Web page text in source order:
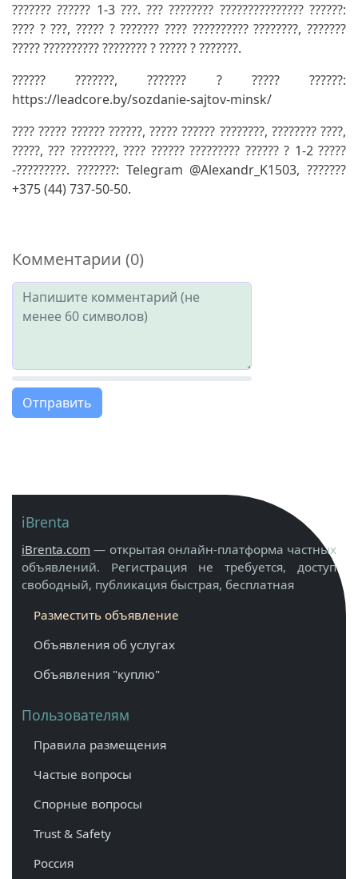
??????? ?????? 1-3 ???. ??? ???????? ??????????????? ??????:
???? ? ???, ????? ? ??????? ???? ?????????? ????????, ???????
????? ?????????? ???????? ? ????? ? ???????.
?????? ???????, ??????? ? ????? ??????:
https://leadcore.by/sozdanie-sajtov-minsk/
???? ????? ?????? ??????, ????? ?????? ????????, ???????? ????,
?????, ??? ????????, ???? ?????? ????????? ?????? ? 1-2 ?????
-?????????. ???????: Telegram @Alexandr_K1503, ???????
+375 (44) 737-50-50.
Комментарии (0)
Отправить
iBrenta
iBrenta.com — открытая онлайн-платформа частных
объявлений. Регистрация не требуется, доступ
свободный, публикация быстрая, бесплатная
Разместить объявление
Объявления об услугах
Объявления "куплю"
Пользователям
Правила размещения
Частые вопросы
Спорные вопросы
Trust & Safety
Россия